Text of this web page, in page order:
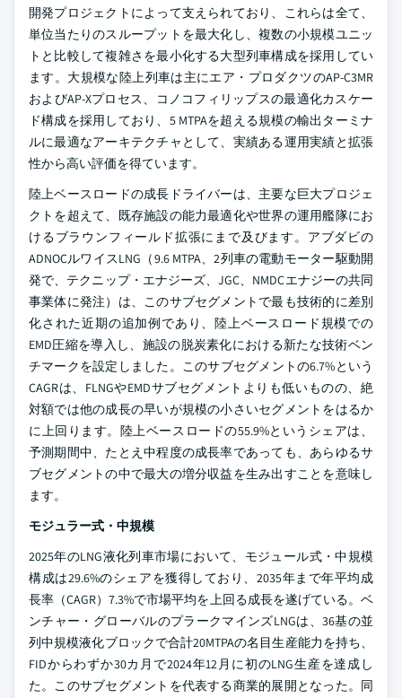
開発プロジェクトによって支えられており、これらは全て、
単位当たりのスループットを最大化し、複数の小規模ユニッ
トと比較して複雑さを最小化する大型列車構成を採用してい
ます。大規模な陸上列車は主にエア・プロダクツのAP-C3MR
およびAP-Xプロセス、コノコフィリップスの最適化カスケー
ド構成を採用しており、5 MTPAを超える規模の輸出ターミナ
ルに最適なアーキテクチャとして、実績ある運用実績と拡張
性から高い評価を得ています。
陸上ベースロードの成長ドライバーは、主要な巨大プロジェ
クトを超えて、既存施設の能力最適化や世界の運用艦隊にお
けるブラウンフィールド拡張にまで及びます。アブダビの
ADNOCルワイスLNG（9.6 MTPA、2列車の電動モーター駆動開
発で、テクニップ・エナジーズ、JGC、NMDCエナジーの共同
事業体に発注）は、このサブセグメントで最も技術的に差別
化された近期の追加例であり、陸上ベースロード規模での
EMD圧縮を導入し、施設の脱炭素化における新たな技術ベン
チマークを設定しました。このサブセグメントの6.7%という
CAGRは、FLNGやEMDサブセグメントよりも低いものの、絶
対額では他の成長の早いが規模の小さいセグメントをはるか
に上回ります。陸上ベースロードの55.9%というシェアは、
予測期間中、たとえ中程度の成長率であっても、あらゆるサ
ブセグメントの中で最大の増分収益を生み出すことを意味し
ます。
モジュラー式・中規模
2025年のLNG液化列車市場において、モジュール式・中規模
構成は29.6%のシェアを獲得しており、2035年まで年平均成
長率（CAGR）7.3%で市場平均を上回る成長を遂げている。ベ
ンチャー・グローバルのプラークマインズLNGは、36基の並
列中規模液化ブロックで合計20MTPAの名目生産能力を持ち、
FIDからわずか30カ月で2024年12月に初のLNG生産を達成し
た。このサブセグメントを代表する商業的展開となった。同